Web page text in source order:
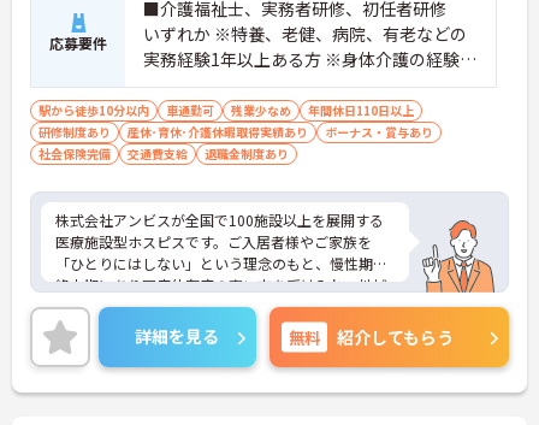
応募要件
■介護福祉士、実務者研修、初任者研修
いずれか ※特養、老健、病院、有老などの
実務経験1年以上ある方 ※身体介護の経験年
以上ある方、機械浴の使用の経験のある方
歓迎
駅から徒歩10分以内 車通勤可 残業少なめ
年間休日110日以上
研修制度あり
産休･育休･介護休暇取得実績あり
ボーナス・賞与あり
社会保険完備
交通費支給 退職金制度あり
株式会社アンビスが全国で100施設以上を展開する
医療施設型ホスピスです。ご入居者様やご家族を
「ひとりにはしない」という理念のもと、慢性期や
終末期にあり医療依存度の高い方を受け入れ、地域
医療を支える社会的意義の高い事業を推進していま
す。現場には看護師が24時間常駐しています。急変
時の対応や医療行為は看護師が担当するため、初任
者研修や実務者研修の方も食事介助や入浴介助など
の生活を支えるケアに専念できる環境です。多職種
詳細を見る 無料 紹介してもらう